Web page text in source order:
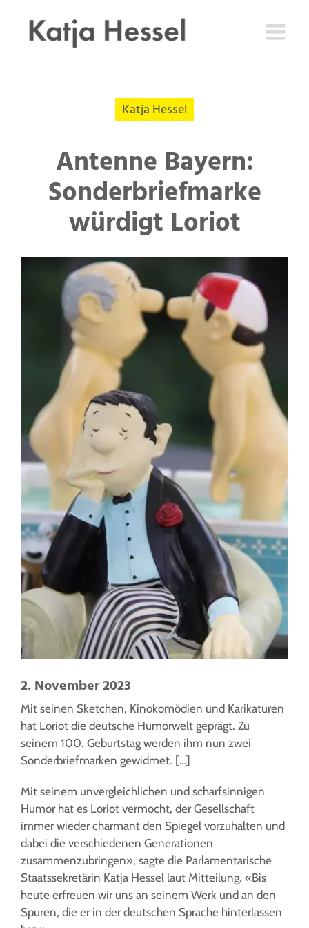
springen
Katja Hessel
Antenne Bayern:
Sonderbriefmarke
würdigt Loriot
2. November 2023
Mit seinen Sketchen, Kinokomödien und Karikaturen
hat Loriot die deutsche Humorwelt geprägt. Zu
seinem 100. Geburtstag werden ihm nun zwei
Sonderbriefmarken gewidmet. […]
Mit seinem unvergleichlichen und scharfsinnigen
Humor hat es Loriot vermocht, der Gesellschaft
immer wieder charmant den Spiegel vorzuhalten und
dabei die verschiedenen Generationen
zusammenzubringen», sagte die Parlamentarische
Staatssekretärin Katja Hessel laut Mitteilung. «Bis
heute erfreuen wir uns an seinem Werk und an den
Spuren, die er in der deutschen Sprache hinterlassen